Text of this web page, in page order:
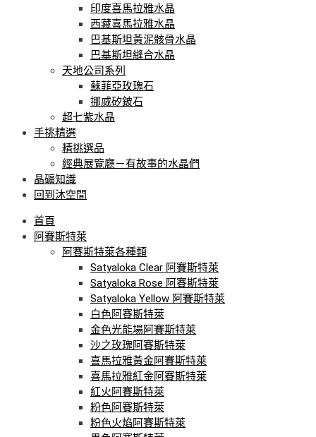
印度喜馬拉雅水晶
西藏喜馬拉雅水晶
巴基斯坦黃泥骸骨水晶
巴基斯坦縫合水晶
天地公司系列
蘇菲亞玫瑰石
挪威矽鈹石
超七紫水晶
手挑精選
精挑選品
經典展覽廳－有故事的水晶們
晶礦知識
回到沐空間
首頁
阿賽斯特萊
阿賽斯特萊各種類
Satyaloka Clear 阿賽斯特萊
Satyaloka Rose 阿賽斯特萊
Satyaloka Yellow 阿賽斯特萊
白色阿賽斯特萊
金色光能場阿賽斯特萊
沙之玫瑰阿賽斯特萊
喜馬拉雅黃金阿賽斯特萊
喜馬拉雅紅金阿賽斯特萊
紅火阿賽斯特萊
粉色阿賽斯特萊
粉色火焰阿賽斯特萊